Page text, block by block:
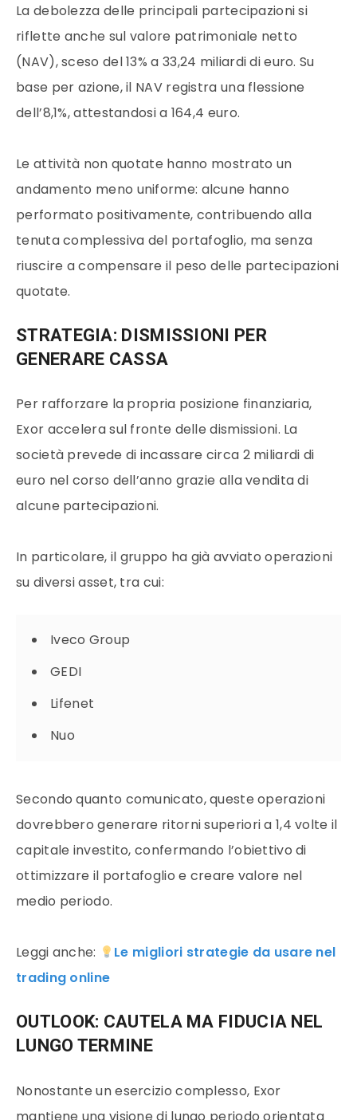
La debolezza delle principali partecipazioni si
riflette anche sul valore patrimoniale netto
(NAV), sceso del 13% a 33,24 miliardi di euro. Su
base per azione, il NAV registra una flessione
dell’8,1%, attestandosi a 164,4 euro.
Le attività non quotate hanno mostrato un
andamento meno uniforme: alcune hanno
performato positivamente, contribuendo alla
tenuta complessiva del portafoglio, ma senza
riuscire a compensare il peso delle partecipazioni
quotate.
STRATEGIA: DISMISSIONI PER
GENERARE CASSA
Per rafforzare la propria posizione finanziaria,
Exor accelera sul fronte delle dismissioni. La
società prevede di incassare circa 2 miliardi di
euro nel corso dell’anno grazie alla vendita di
alcune partecipazioni.
In particolare, il gruppo ha già avviato operazioni
su diversi asset, tra cui:
Iveco Group
GEDI
Lifenet
Nuo
Secondo quanto comunicato, queste operazioni
dovrebbero generare ritorni superiori a 1,4 volte il
capitale investito, confermando l’obiettivo di
ottimizzare il portafoglio e creare valore nel
medio periodo.
Leggi anche:
Le migliori strategie da usare nel
trading online
OUTLOOK: CAUTELA MA FIDUCIA NEL
LUNGO TERMINE
Nonostante un esercizio complesso, Exor